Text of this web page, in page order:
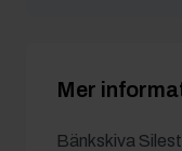
Mer
Bänkskiva